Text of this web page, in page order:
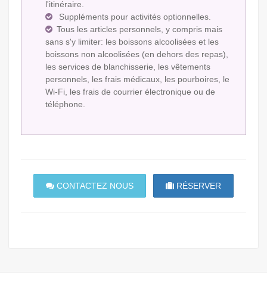
l'itinéraire.
Suppléments pour activités optionnelles.
Tous les articles personnels, y compris mais
sans s'y limiter: les boissons alcoolisées et les
boissons non alcoolisées (en dehors des repas),
les services de blanchisserie, les vêtements
personnels, les frais médicaux, les pourboires, le
Wi-Fi, les frais de courrier électronique ou de
téléphone.
CONTACTEZ NOUS RÉSERVER